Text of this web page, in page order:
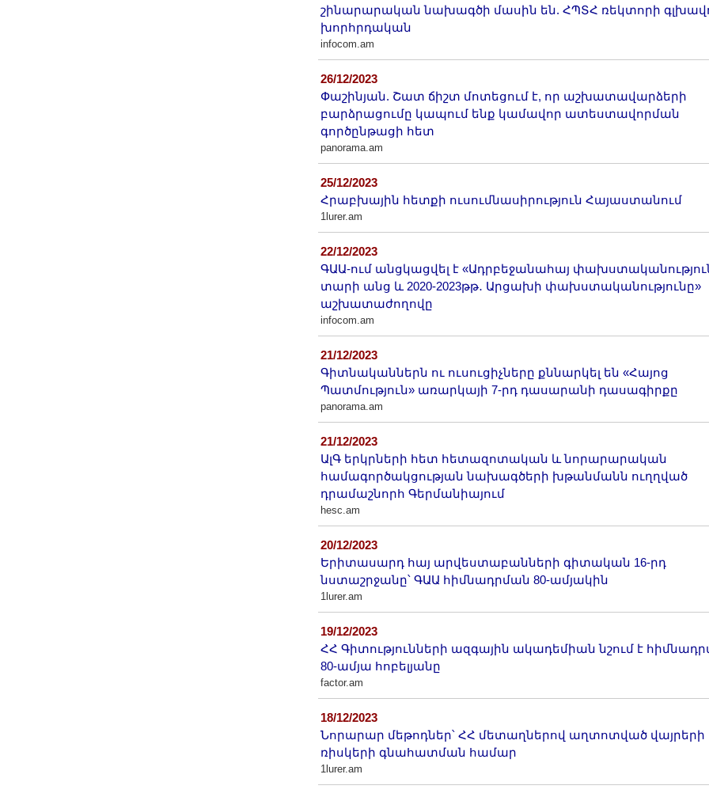
շինարարական նախագծի մասին են. ՀՊՏՀ ռեկտորի
խորհրդական
infocom.am
26/12/2023
Փաշինյան. Շատ ճիշտ մոտեցում է, որ աշխատավարձերի
բարձրացումը կապում ենք կամավոր ատեստավորման
գործընթացի հետ
panorama.am
25/12/2023
Հրաբխային հետքի ուսումնասիրություն Հայաստանում
1lurer.am
22/12/2023
ԳԱԱ-ում անցկացվել է «Ադրբեջանահայ
տարի անց և 2020-2023թթ․ Արցախի փախստականությունը»
աշխատաժողովը
infocom.am
21/12/2023
Գիտնականներն ու ուսուցիչները քննարկել են «Հայոց
Պատմություն» առարկայի 7-րդ դասարանի դասագիրքը
panorama.am
21/12/2023
ԱլԳ երկրների հետ հետազոտական և նորարարական
համագործակցության նախագծերի խթանմանն ուղղված
դրամաշնորհ Գերմանիայում
hesc.am
20/12/2023
Երիտասարդ հայ արվեստաբանների գիտական 16-րդ
նստաշրջանը՝ ԳԱԱ հիմնադրման 80-ամյակին
1lurer.am
19/12/2023
ՀՀ Գիտությունների ազգային ակադեմիան նշում է
80-ամյա հոբելյանը
factor.am
18/12/2023
Նորարար մեթոդներ՝ ՀՀ մետաղներով աղտոտված վայրերի
ռիսկերի գնահատման համար
1lurer.am